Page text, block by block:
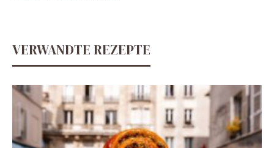
VERWANDTE REZEPTE